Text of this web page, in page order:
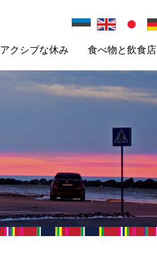
アクシブな休み 食べ物と飲食店